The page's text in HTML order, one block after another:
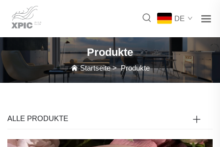
DE
Produkte
Startseite>Produkte
ALLE PRODUKTE